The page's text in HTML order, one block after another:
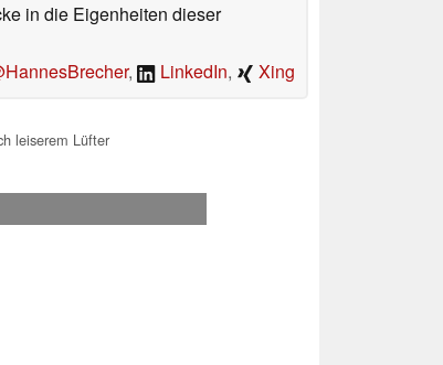
in die Eigenheiten dieser
, LinkedIn, Xing
leiserem Lüfter